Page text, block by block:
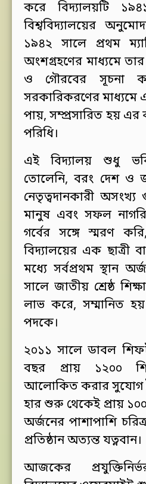
করে বিদ্যালয়টি
বিশ্ববিদ্যালয়ের
১৯৪২ সালে প্রথম
অংশগ্রহণের মাধ্যমে তার
ও গৌরবের সূচনা
সরকারিকরণের মাধ্যমে
পায়, সম্প্রসারিত হয় এর
পরিধি।
এই বিদ্যালয় শুধু
তোলেনি, বরং দেশ ও
নেতৃত্বদানকারী
মানুষ এবং সফল
গর্বের সঙ্গে স্মরণ
বিদ্যালয়ের এক ছাত্রী
মধ্যে সর্বপ্রথম স্থান
সালে জাতীয় শ্রেষ্ঠ
লাভ করে, সম্মানিত হয়
পদকে।
২০১১ সালে ডাবল
বছর প্রায় ১২০০
আলোকিত করার সুযোগ
হার শুরু থেকেই প্রায়
অর্জনের পাশাপাশি
প্রতিষ্ঠান অত্যন্ত যত্নবান।
আজকের